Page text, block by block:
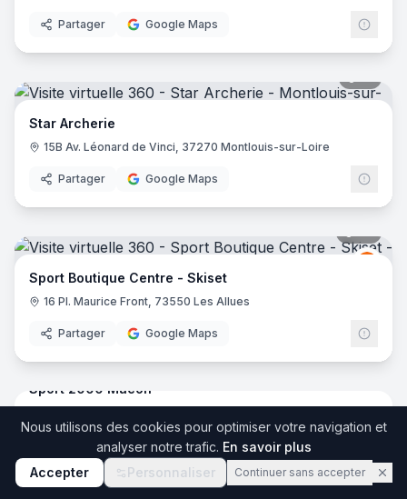
Partager Google Maps
Star Archerie
15B Av. Léonard de Vinci, 37270 Montlouis-sur-Loire
Partager Google Maps
Sport Boutique Centre - Skiset
16 Pl. Maurice Front, 73550 Les Allues
Partager Google Maps
19
Sport 2000 Mâcon
Partager Google Maps
Nous utilisons des cookies pour optimiser votre navigation et
analyser notre trafic. En savoir plus
Accepter
Personnaliser Continuer sans accepter